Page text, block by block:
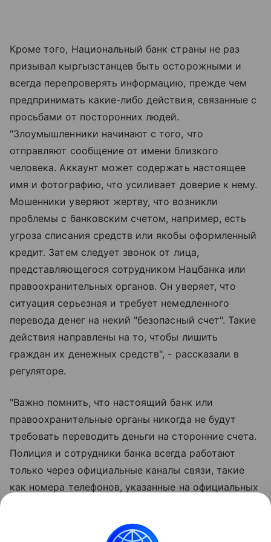
Кроме того, Национальный банк страны не раз
призывал кыргызстанцев быть осторожными и
всегда перепроверять информацию, прежде чем
предпринимать какие-либо действия, связанные с
просьбами от посторонних людей.
"Злоумышленники начинают с того, что
отправляют сообщение от имени близкого
человека. Аккаунт может содержать настоящее
имя и фотографию, что усиливает доверие к нему.
Мошенники уверяют жертву, что возникли
проблемы с банковским счетом, например, есть
угроза списания средств или якобы оформленный
кредит. Затем следует звонок от лица,
представляющегося сотрудником Нацбанка или
правоохранительных органов. Он уверяет, что
ситуация серьезная и требует немедленного
перевода денег на некий "безопасный счет". Такие
действия направлены на то, чтобы лишить
граждан их денежных средств", - рассказали в
регуляторе.
"Важно помнить, что настоящий банк или
правоохранительные органы никогда не будут
требовать переводить деньги на сторонние счета.
Полиция и сотрудники банка всегда работают
только через официальные каналы связи, такие
как номера телефонов, указанные на официальных
требованием перевести деньги, не стоит доверять
такому звонку, даже если вам кажется, что он